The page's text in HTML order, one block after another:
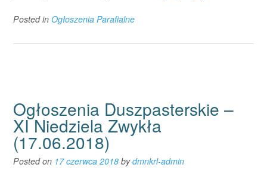
Posted in Ogłoszenia Parafialne
Ogłoszenia Duszpasterskie –
XI Niedziela Zwykła
(17.06.2018)
Posted on 17 czerwca 2018 bydmnkrl-admin